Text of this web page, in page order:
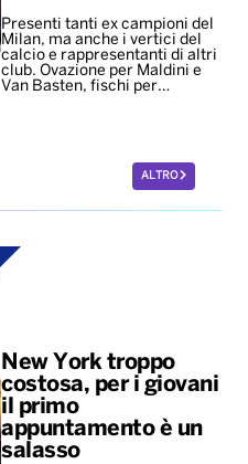
Presenti tanti ex campioni del
Milan, ma anche i vertici del
calcio e rappresentanti di altri
club. Ovazione per Maldini e
Van Basten, fischi per…
ALTRO
New York troppo
costosa, per i giovani
il primo
appuntamento è un
salasso